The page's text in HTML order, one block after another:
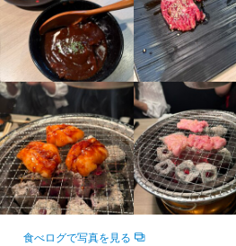
食べログで写真を見る
勤務地
東京都港区赤坂4-2-2 赤坂DNプラザビ
法人名・事業者名
株式会社 萬
最終更新日2026/06/29